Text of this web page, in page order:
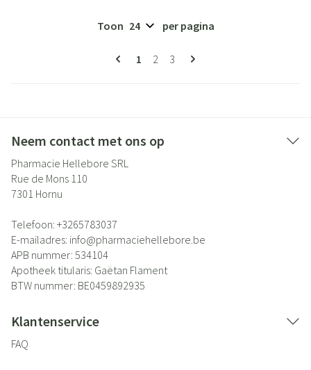
Pagina's
U lees momenteel pagina
1 Pagina
2 Pagina
3
Toon per pagina
Neem contact met ons op
Pharmacie Hellebore SRL
Rue de Mons 110
7301 Hornu
Telefoon: +3265783037
E-mailadres: info@pharmaciehellebore.be
APB nummer: 534104
Apotheek titularis: Gaëtan Flament
BTW nummer: BE0459892935
Klantenservice
FAQ